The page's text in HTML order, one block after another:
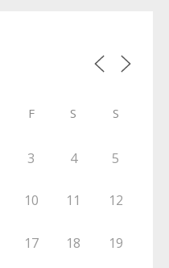
F S S
3 4 5
10 11 12
17 18 19